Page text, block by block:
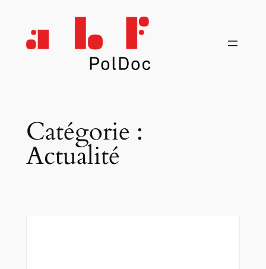
contenu
Catégorie :
Actualité